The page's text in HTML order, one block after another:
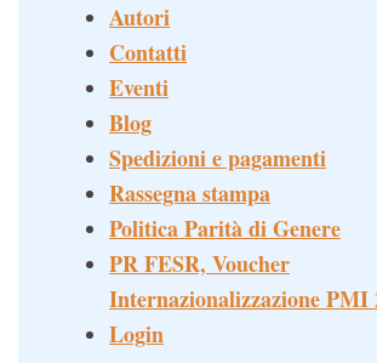
Autori
Contatti
Eventi
Blog
Spedizioni e pagamenti
Rassegna stampa
Politica Parità di Genere
PR FESR, Voucher
Internazionalizzazione PMI
Login